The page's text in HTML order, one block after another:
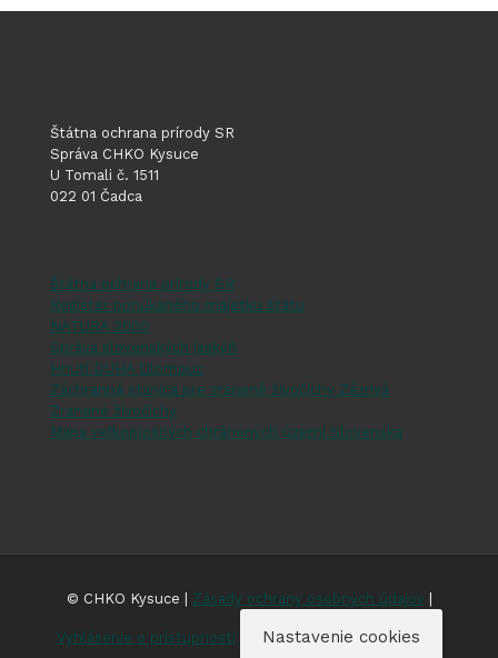
Štátna ochrana prírody SR
Správa CHKO Kysuce
U Tomali č. 1511
022 01 Čadca
Štátna ochrana prírody SR
Register ponúkaného majetku štátu
NATURA 2000
Správa slovenských jaskýň
Hnutí DUHA Olomouc
Záchranná stanica pre zranené živočíchy Zázrivá
Zranené živočíchy
Mapa veľkoplošných chránených území Slovenska
© CHKO Kysuce | Zásady ochrany osobných údajov
Vyhlásenie o prístupnosti Nastavenie cookies